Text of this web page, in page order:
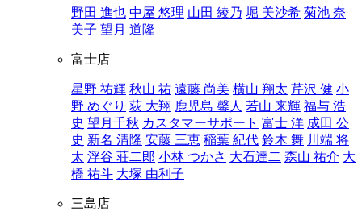
野田 進也 中屋 悠理 山田 綾乃 堀 美沙希 菊池 奈
美子 望月 道隆
富士店
星野 祐輝 秋山 祐 遠藤 尚美 横山 翔太 芹沢 健 小
野 めぐり 荻 大翔 鹿児島 馨人 若山 来輝 福与 浩
史 望月千秋 カスタマーサポート 富士 洋 成田 公
史 新名 清隆 安藤 三恵 稲葉 紀代 鈴木 舞 川端 将
太 浮谷 荘二郎 小林 つかさ 大石達二 森山 祐介 大
橋 祐斗 大塚 由利子
三島店